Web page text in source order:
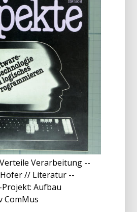
Verarbeitung --
// Literatur --
Aufbau
ComMus